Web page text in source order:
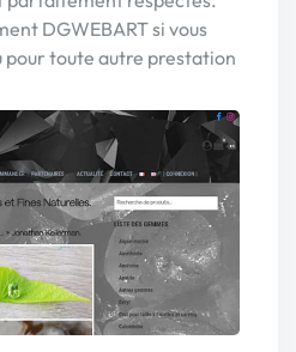
DGWEBART si vous
pour toute autre prestation